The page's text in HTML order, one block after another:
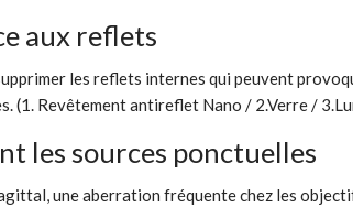
aux reflets
les reflets internes qui peuvent
(1. Revêtement antireflet Nano / 2.Verre /
les sources ponctuelles
une aberration fréquente chez les